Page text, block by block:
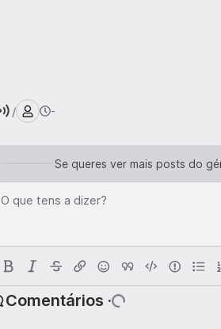
/ -
Se queres ver mais posts do
O que tens a dizer?
Comentários ·